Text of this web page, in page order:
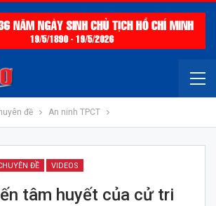
đề An ninh TPCT
ĐỀ VIDEOS
tâm huyết của cử tri